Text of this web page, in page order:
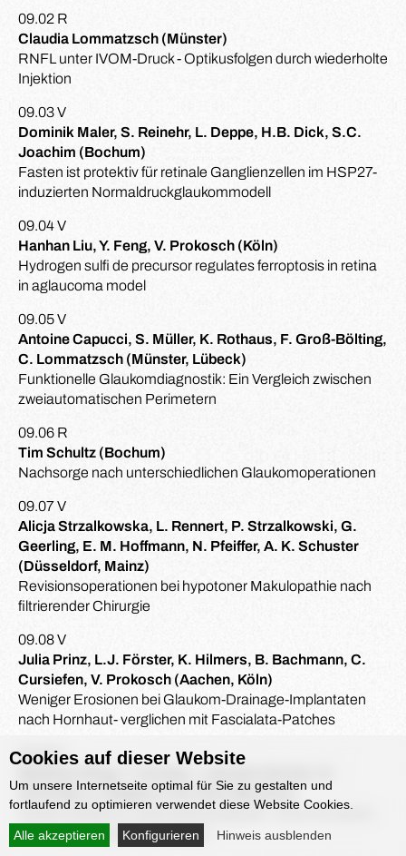
09.02 R
Claudia Lommatzsch (Münster)
RNFL unter IVOM-Druck - Optikusfolgen durch wiederholte
Injektion
09.03 V
Dominik Maler, S. Reinehr, L. Deppe, H.B. Dick, S.C.
Joachim (Bochum)
Fasten ist protektiv für retinale Ganglienzellen im HSP27-
induzierten Normaldruckglaukommodell
09.04 V
Hanhan Liu, Y. Feng, V. Prokosch (Köln)
Hydrogen sulfi de precursor regulates ferroptosis in retina
in aglaucoma model
09.05 V
Antoine Capucci, S. Müller, K. Rothaus, F. Groß-Bölting,
C. Lommatzsch (Münster, Lübeck)
Funktionelle Glaukomdiagnostik: Ein Vergleich zwischen
zweiautomatischen Perimetern
09.06 R
Tim Schultz (Bochum)
Nachsorge nach unterschiedlichen Glaukomoperationen
09.07 V
Alicja Strzalkowska, L. Rennert, P. Strzalkowski, G.
Geerling, E. M. Hoffmann, N. Pfeiffer, A. K. Schuster
(Düsseldorf, Mainz)
Revisionsoperationen bei hypotoner Makulopathie nach
filtrierender Chirurgie
09.08 V
Julia Prinz, L.J. Förster, K. Hilmers, B. Bachmann, C.
Cursiefen, V. Prokosch (Aachen, Köln)
Weniger Erosionen bei Glaukom-Drainage-Implantaten
nach Hornhaut- verglichen mit Fascialata-Patches
09.09 V
Schnober, A. Bogoev, H.B. Dick (Bochum)
Direkte Selektive Lasertrabekuloplastik – Eine innovative
„First-Line“ Glaukom-Therapie
Cookies auf dieser Website
Um unsere Internetseite optimal für Sie zu gestalten und
fortlaufend zu optimieren verwendet diese Website Cookies.
Alle akzeptieren Konfigurieren Hinweis ausblenden